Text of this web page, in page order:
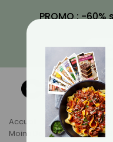
PROMO : -
Accueil Nos Recettes
Moins De 600 Calories